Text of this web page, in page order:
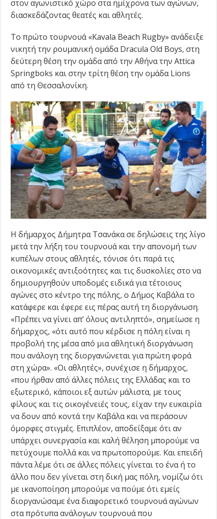
στον αγωνιστικό χώρο στα ημίχρονα των αγώνων,
διασκεδάζοντας θεατές και αθλητές.
Το πρώτο τουρνουά «Kavala Beach Rugby» ανάδειξε
νικητή την ρουμανική ομάδα Dracula Old Boys, στη
δεύτερη θέση την ομάδα από την Αθήνα την Attica
Springboks και στην τρίτη θέση την ομάδα Lions
από τη Θεσσαλονίκη.
Η δήμαρχος Δήμητρα Τσανάκα σε δηλώσεις της λίγο
μετά την λήξη του τουρνουά και την απονομή των
κυπέλων στους αθλητές, τόνισε ότι παρά τις
οικονομικές αντιξοότητες και τις δυσκολίες στο να
δημιουργηθούν υποδομές ειδικά για τέτοιους
αγώνες στο κέντρο της πόλης, ο Δήμος Καβάλα το
κατάφερε και έφερε εις πέρας αυτή τη διοργάνωση.
«Πρέπει να γίνει απ’ όλους αντιληπτό», σημείωσε η
δήμαρχος, «ότι αυτό που κέρδισε η πόλη είναι η
προβολή της μέσα από μια αθλητική διοργάνωση
που ανάλογη της διοργανώνεται για πρώτη φορά
στη χώρα». «Οι αθλητές», συνέχισε η δήμαρχος,
«που ήρθαν από άλλες πόλεις της Ελλάδας και το
εξωτερικό, κάποιοι εξ αυτών μάλιστα, με τους
φίλους και τις οικογένειές τους, είχαν την ευκαιρία
να δουν από κοντά την Καβάλα και να περάσουν
όμορφες στιγμές. Επιπλέον, αποδείξαμε ότι αν
υπάρχει συνεργασία και καλή θέληση μπορούμε να
πετύχουμε πολλά και να πρωτοπορούμε. Και επειδή
πάντα λέμε ότι σε άλλες πόλεις γίνεται το ένα ή το
άλλο που δεν γίνεται στη δική μας πόλη, νομίζω ότι
με ικανοποίηση μπορούμε να πούμε ότι εμείς
διοργανώσαμε ένα διαφορετικό τουρνουά αγώνων
στα πρότυπα ανάλογων τουρνουά που